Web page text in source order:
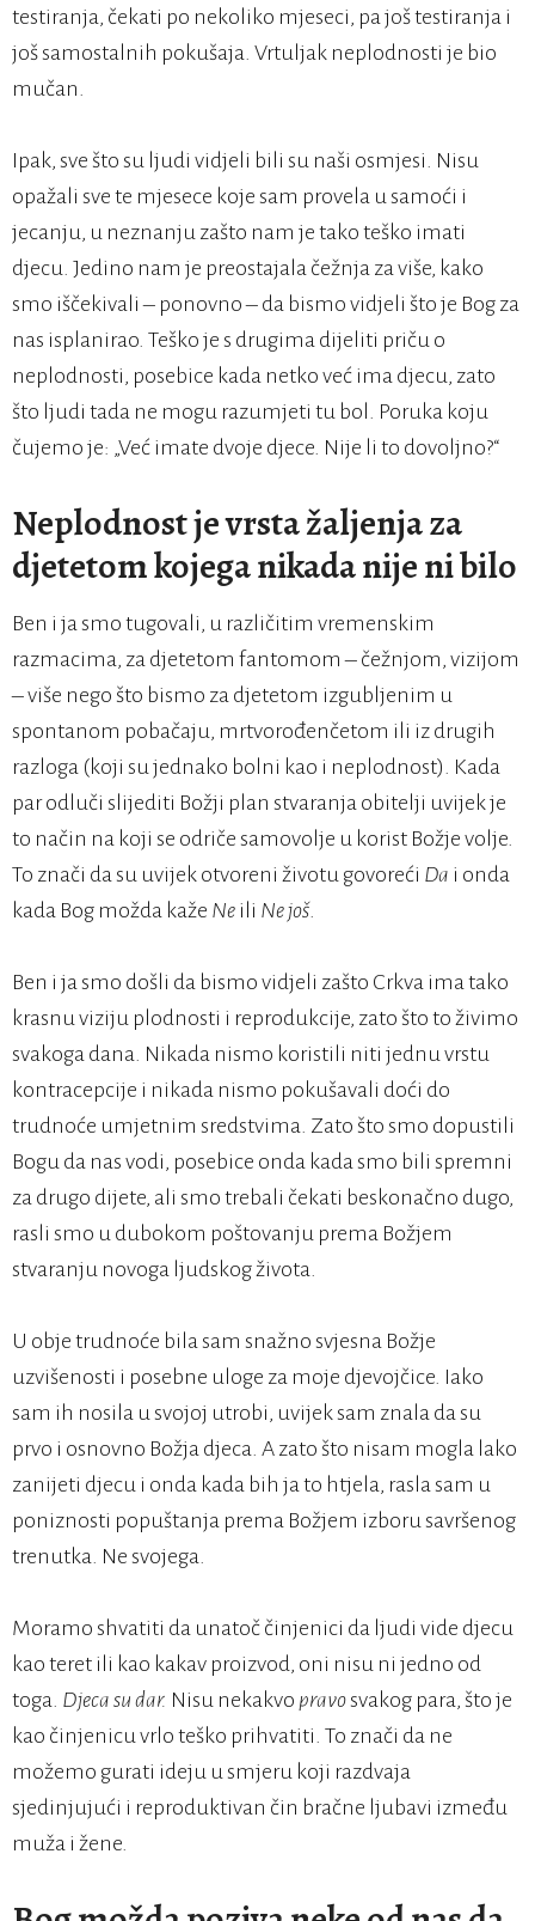
testiranja, čekati po nekoliko mjeseci, pa još testiranja i
još samostalnih pokušaja. Vrtuljak neplodnosti je bio
mučan.
Ipak, sve što su ljudi vidjeli bili su naši osmjesi. Nisu
opažali sve te mjesece koje sam provela u samoći i
jecanju, u neznanju zašto nam je tako teško imati
djecu. Jedino nam je preostajala čežnja za više, kako
smo iščekivali – ponovno – da bismo vidjeli što je Bog za
nas isplanirao. Teško je s drugima dijeliti priču o
neplodnosti, posebice kada netko već ima djecu, zato
što ljudi tada ne mogu razumjeti tu bol. Poruka koju
čujemo je: „Već imate dvoje djece. Nije li to dovoljno?“
Neplodnost je vrsta žaljenja za
djetetom kojega nikada nije ni bilo
Ben i ja smo tugovali, u različitim vremenskim
razmacima, za djetetom fantomom – čežnjom, vizijom
– više nego što bismo za djetetom izgubljenim u
spontanom pobačaju, mrtvorođenčetom ili iz drugih
razloga (koji su jednako bolni kao i neplodnost). Kada
par odluči slijediti Božji plan stvaranja obitelji uvijek je
to način na koji se odriče samovolje u korist Božje volje.
To znači da su uvijek otvoreni životu govoreći Da i onda
kada Bog možda kaže Ne ili Ne još.
Ben i ja smo došli da bismo vidjeli zašto Crkva ima tako
krasnu viziju plodnosti i reprodukcije, zato što to živimo
svakoga dana. Nikada nismo koristili niti jednu vrstu
kontracepcije i nikada nismo pokušavali doći do
trudnoće umjetnim sredstvima. Zato što smo dopustili
Bogu da nas vodi, posebice onda kada smo bili spremni
za drugo dijete, ali smo trebali čekati beskonačno dugo,
rasli smo u dubokom poštovanju prema Božjem
stvaranju novoga ljudskog života.
U obje trudnoće bila sam snažno svjesna Božje
uzvišenosti i posebne uloge za moje djevojčice. Iako
sam ih nosila u svojoj utrobi, uvijek sam znala da su
prvo i osnovno Božja djeca. A zato što nisam mogla lako
zanijeti djecu i onda kada bih ja to htjela, rasla sam u
poniznosti popuštanja prema Božjem izboru savršenog
trenutka. Ne svojega.
Moramo shvatiti da unatoč činjenici da ljudi vide djecu
kao teret ili kao kakav proizvod, oni nisu ni jedno od
toga. Djeca su dar. Nisu nekakvo pravosvakog para, što je
kao činjenicu vrlo teško prihvatiti. To znači da ne
možemo gurati ideju u smjeru koji razdvaja
sjedinjujući i reproduktivan čin bračne ljubavi između
muža i žene.